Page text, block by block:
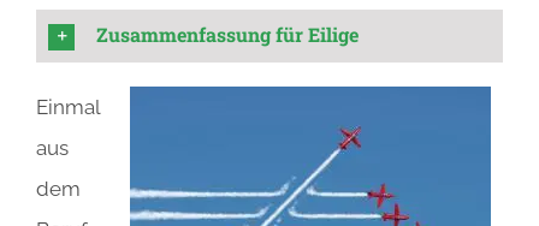
Zusammenfassung für Eilige
Einmal
aus
dem